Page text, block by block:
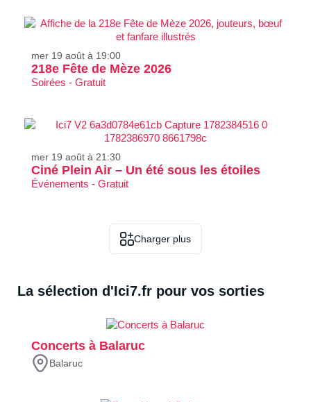
mer 19 août à 19:00
218e Fête de Mèze 2026
Soirées - Gratuit
mer 19 août à 21:30
Ciné Plein Air – Un été sous les étoiles
Événements - Gratuit
Charger plus
La sélection d'Ici7.fr pour vos sorties
Concerts à Balaruc
Balaruc